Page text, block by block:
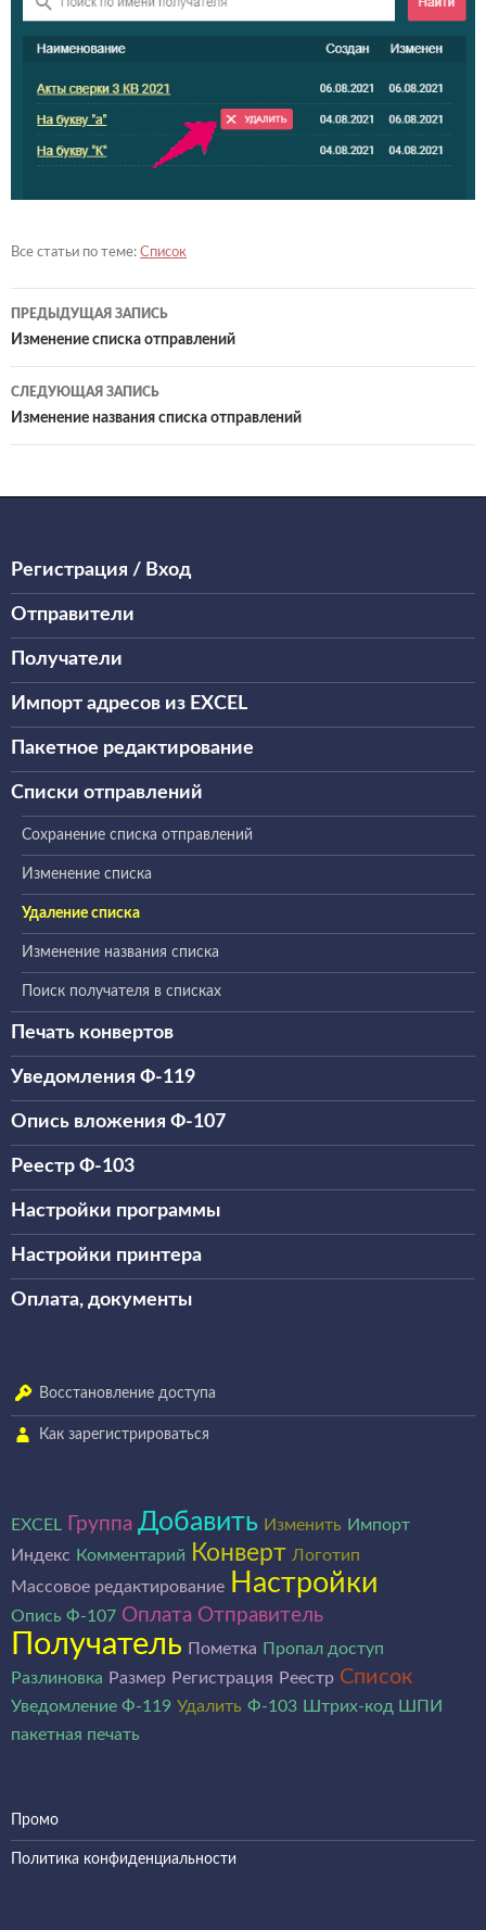
Список
Навигация
по
записям
ПРЕДЫДУЩАЯ ЗАПИСЬ
Изменение списка отправлений
СЛЕДУЮЩАЯ ЗАПИСЬ
Изменение названия списка отправлений
Регистрация / Вход
Отправители
Получатели
Импорт адресов из EXCEL
Пакетное редактирование
Списки отправлений
Сохранение списка отправлений
Изменение списка
Удаление списка
Изменение названия списка
Поиск получателя в списках
Печать конвертов
Уведомления Ф-119
Опись вложения Ф-107
Реестр Ф-103
Настройки программы
Настройки принтера
Оплата, документы
Восстановление доступа
Как зарегистрироваться
EXCEL Группа Добавить Изменить Импорт
Индекс Комментарий Конверт Логотип
Массовое редактирование
Настройки
Опись Ф-107 Оплата Отправитель
Получатель Пометка Пропал доступ
Разлиновка Размер Регистрация Реестр Список
Уведомление Ф-119 Удалить Ф-103 Штрих-код ШПИ
пакетная печать
Промо
Политика конфиденциальности